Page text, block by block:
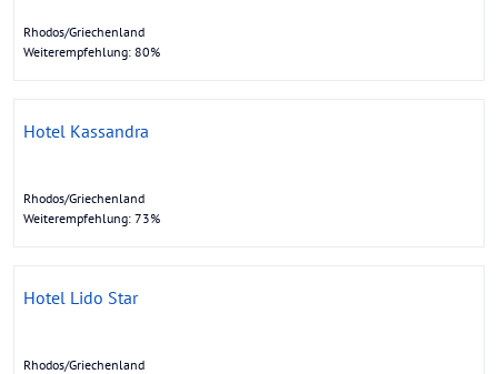
Rhodos/Griechenland
Weiterempfehlung: 80%
Hotel Kassandra
Rhodos/Griechenland
Weiterempfehlung: 73%
Hotel Lido Star
Rhodos/Griechenland